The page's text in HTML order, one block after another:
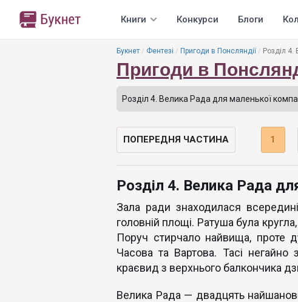
Книги Конкурси Блоги
Букнет Фентезі Пригоди в Понсляндії Розділ 4.
Пригоди в
ПОПЕРЕДНЯ ЧАСТИНА 1
Розділ 4. Велика Рада
Зала ради знаходилася
головній площі. Ратуша була
Поруч стирчало найвища, проте
Часова та Вартова. Тасі негайно
краєвид з верхнього балкончика
Велика Рада — двадцять